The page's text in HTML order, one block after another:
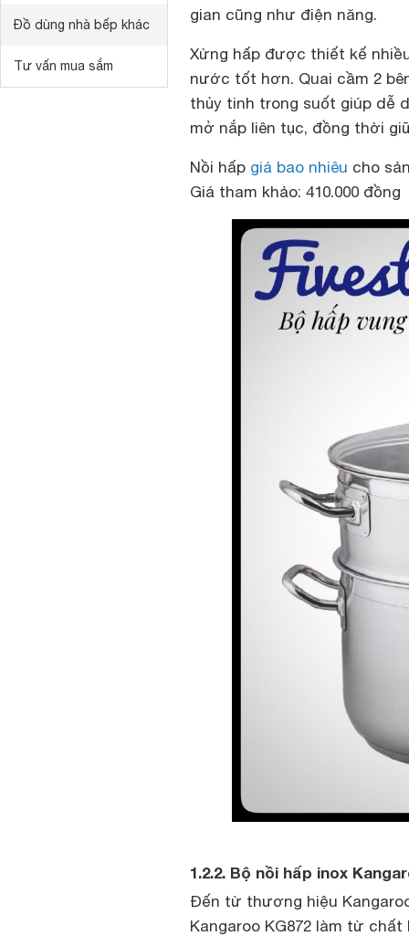
Đồ dùng nhà bếp khác
Tư vấn mua sắm
gian cũng như điện năng.
Xửng hấp được thiết kế
nước tốt hơn. Quai cầm 2
thủy tinh trong suốt giúp dễ
mở nắp liên tục, đồng thời
Nồi hấp giá bao nhiêu cho
Giá tham khảo: 410.000 đồng
1.2.2. Bộ nồi hấp inox
Đến từ thương hiệu
Kangaroo KG872 làm từ